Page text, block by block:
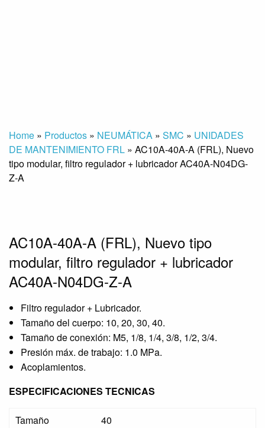
Home » Productos » NEUMÁTICA » SMC » UNIDADES
DE MANTENIMIENTO FRL » AC10A-40A-A (FRL), Nuevo
tipo modular, filtro regulador + lubricador AC40A-N04DG-
Z-A
AC10A-40A-A (FRL), Nuevo tipo
modular, filtro regulador + lubricador
AC40A-N04DG-Z-A
Filtro regulador + Lubricador.
Tamaño del cuerpo: 10, 20, 30, 40.
Tamaño de conexión: M5, 1/8, 1/4, 3/8, 1/2, 3/4.
Presión máx. de trabajo: 1.0 MPa.
Acoplamientos.
ESPECIFICACIONES TECNICAS
Tamaño
40